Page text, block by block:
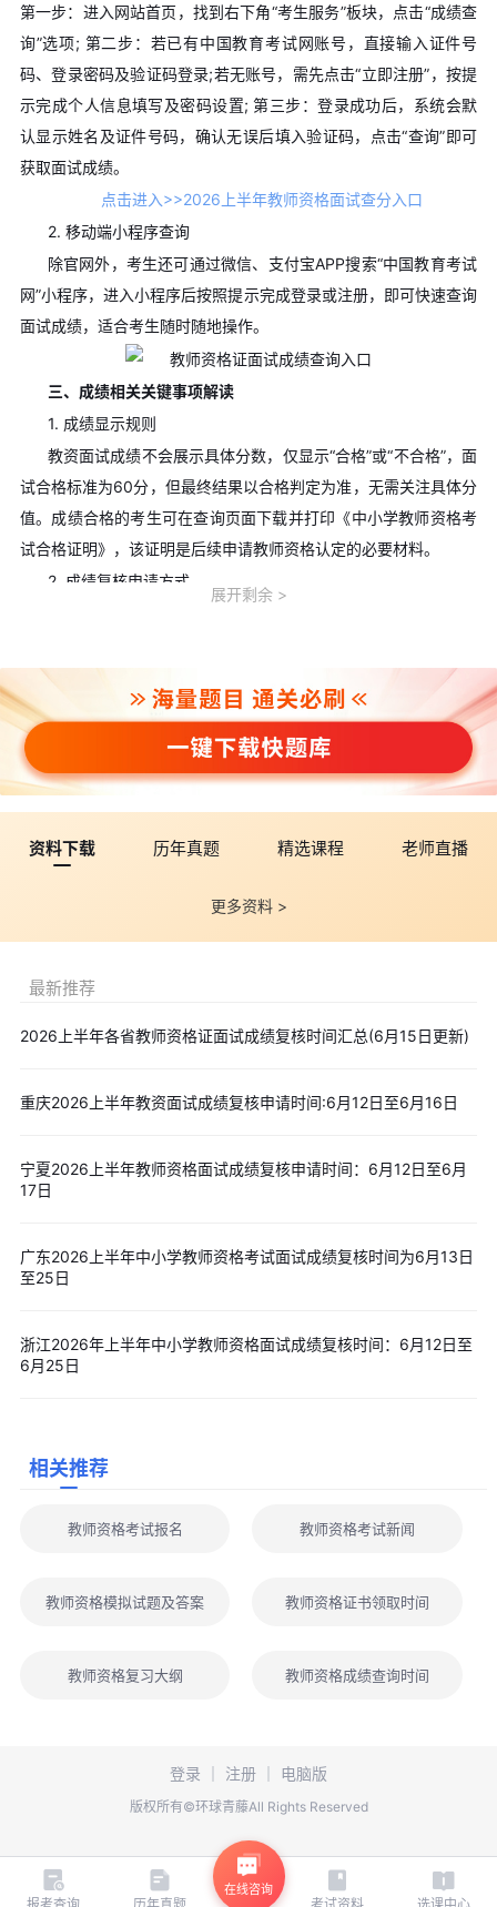
第一步：进入网站首页，找到右下角“考生服务”板块，点击“成绩查
询”选项; 第二步：若已有中国教育考试网账号，直接输入证件号
码、登录密码及验证码登录;若无账号，需先点击“立即注册”，按提
示完成个人信息填写及密码设置; 第三步：登录成功后，系统会默
认显示姓名及证件号码，确认无误后填入验证码，点击“查询”即可
获取面试成绩。
点击进入>>2026上半年教师资格面试查分入口
2. 移动端小程序查询
除官网外，考生还可通过微信、支付宝APP搜索“中国教育考试
网”小程序，进入小程序后按照提示完成登录或注册，即可快速查询
面试成绩，适合考生随时随地操作。
三、成绩相关关键事项解读
1. 成绩显示规则
教资面试成绩不会展示具体分数，仅显示“合格”或“不合格”，面
试合格标准为60分，但最终结果以合格判定为准，无需关注具体分
值。成绩合格的考生可在查询页面下载并打印《中小学教师资格考
试合格证明》，该证明是后续申请教师资格认定的必要材料。
2. 成绩复核申请方式
记的准确性，结果为最终结论，将由当地考试机构反馈给考生。
3. 后续认定流程指引
面试成绩合格且笔试成绩在有效期内的考生，需在《中小学教
师资格考试合格证明》的3年有效期内，按户籍所在地或居住证申
领地教育局要求，提交学历证明、体检报告、思想品德鉴定表等材
点击查看>>2026年上半年各省份教师资格证认定时间汇总
真题已整理完毕，供大家参考。
点击查看>>
点击查看>>26上幼儿园教资面试结构化真题及答案
建议考生在成绩公布后及时确认结果，若顺利通过，可提前梳
要笔试成绩仍在有效期内，可报名参加下一次教资面试，提前做好
备考规划即可。
开始查分”的具体内容，备考教资考试的考生，点击下方“
拟试题及历年真题，助力考生备考教师资格考试。
展开剩余
资料下载 历年真题 精选课程 老师直播
更多资料 >
最新推荐
2026上半年各省教师资格证面试成绩复核时间汇总(6月15日更新)
重庆2026上半年教资面试成绩复核申请时间:6月12日至6月16日
宁夏2026上半年教师资格面试成绩复核申请时间：6月12日至6月
17日
广东2026上半年中小学教师资格考试面试成绩复核时间为6月13日
至25日
浙江2026年上半年中小学教师资格面试成绩复核时间：6月12日至
6月25日
相关推荐
教师资格考试报名 教师资格考试新闻
教师资格模拟试题及答案 教师资格证书领取时间
教师资格复习大纲 教师资格成绩查询时间
登录 注册 电脑版
版权所有©环球青藤All Rights Reserved
在线咨询